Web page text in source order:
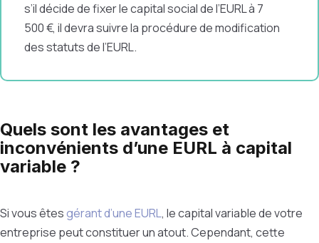
s’il décide de fixer le capital social de l’EURL à 7
500 €, il devra suivre la procédure de modification
des statuts de l’EURL.
Quels sont les avantages et
inconvénients d’une EURL à capital
variable ?
Si vous êtesgérant d’une EURL, le capital variable de votre
entreprise peut constituer un atout. Cependant, cette